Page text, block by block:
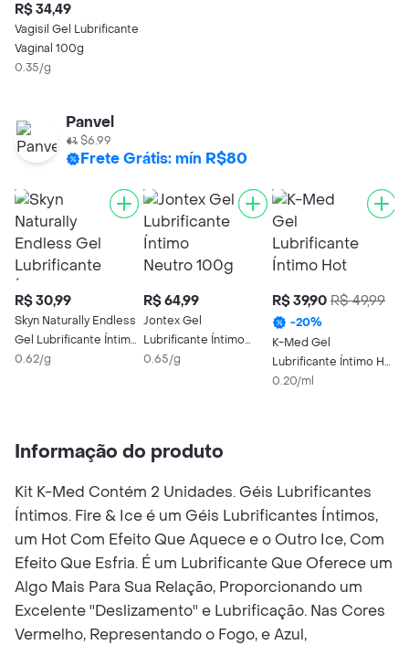
R$ 34,49
Vagisil Gel Lubrificante
Vaginal 100g
0.35/g
Panvel
$6.99
Frete Grátis: mín R$80
R$ 30,99
Skyn Naturally Endless
Gel Lubrificante Íntimo
50 g
0.62/g
R$ 64,99
Jontex Gel
Lubrificante Íntimo
Neutro 100g
0.65/g
R$ 39,90 R$ 49,99
-20%
K-Med Gel
Lubrificante Íntimo Hot
Com Efeito Que
0.20/ml
Informação do produto
Kit K-Med Contém 2 Unidades. Géis Lubrificantes
Íntimos. Fire & Ice é um Géis Lubrificantes Íntimos,
um Hot Com Efeito Que Aquece e o Outro Ice, Com
Efeito Que Esfria. É um Lubrificante Que Oferece um
Algo Mais Para Sua Relação, Proporcionando um
Excelente ''Deslizamento'' e Lubrificação. Nas Cores
Vermelho, Representando o Fogo, e Azul,